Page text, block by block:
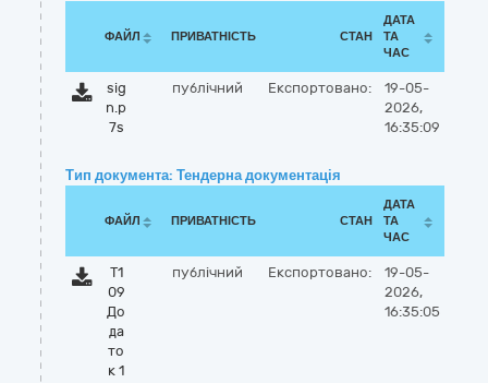
ФАЙЛ ПРИВАТНІСТЬ СТАН
ДАТА
ТА
ЧАС
sig
n.p
7s
публічний Експортовано:
19-05-
2026,
16:35:09
Тип документа: Тендерна документація
ФАЙЛ ПРИВАТНІСТЬ СТАН
ДАТА
ТА
ЧАС
Т1
09
До
да
то
к 1
публічний Експортовано:
19-05-
2026,
16:35:05